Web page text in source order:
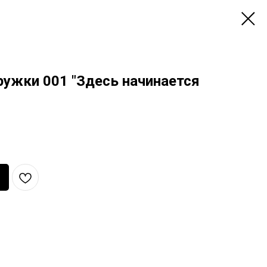
001 "Здесь начинается